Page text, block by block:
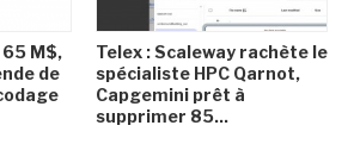
65 M$,
de
Telex : Scaleway rachète le
spécialiste HPC Qarnot,
Capgemini prêt à
supprimer 85...